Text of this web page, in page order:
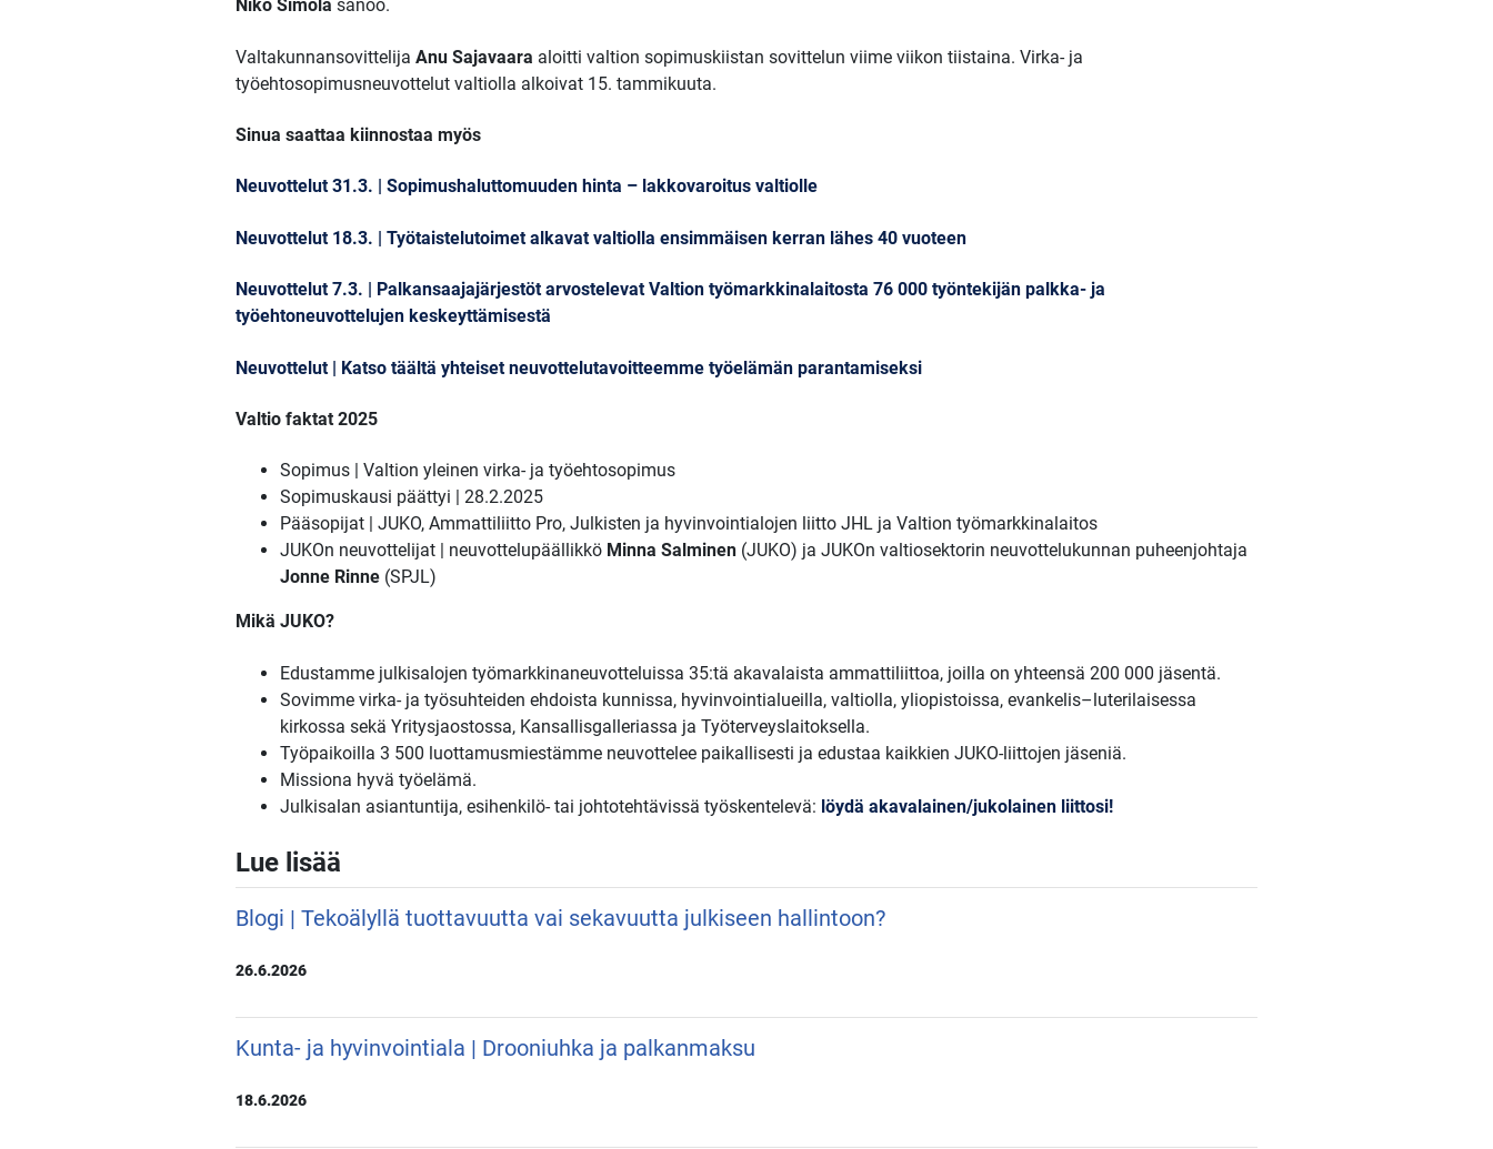
Niko Simola sanoo.
Valtakunnansovittelija Anu Sajavaara aloitti valtion sopimuskiistan sovittelun viime viikon tiistaina. Virka- ja
työehtosopimusneuvottelut valtiolla alkoivat 15. tammikuuta.
Sinua saattaa kiinnostaa myös
Neuvottelut 31.3. | Sopimushaluttomuuden hinta – lakkovaroitus valtiolle
Neuvottelut 18.3. | Työtaistelutoimet alkavat valtiolla ensimmäisen kerran lähes 40 vuoteen
Neuvottelut 7.3. | Palkansaajajärjestöt arvostelevat Valtion työmarkkinalaitosta 76 000 työntekijän palkka- ja
työehtoneuvottelujen keskeyttämisestä
Neuvottelut | Katso täältä yhteiset neuvottelutavoitteemme työelämän parantamiseksi
Valtio faktat 2025
Sopimus | Valtion yleinen virka- ja työehtosopimus
Sopimuskausi päättyi | 28.2.2025
Pääsopijat | JUKO, Ammattiliitto Pro, Julkisten ja hyvinvointialojen liitto JHL ja Valtion työmarkkinalaitos
JUKOn neuvottelijat | neuvottelupäällikkö Minna Salminen(JUKO) ja JUKOn valtiosektorin neuvottelukunnan puheenjohtaja
Jonne Rinne(SPJL)
Mikä JUKO?
Edustamme julkisalojen työmarkkinaneuvotteluissa 35:tä akavalaista ammattiliittoa, joilla on yhteensä 200 000 jäsentä.
Sovimme virka- ja työsuhteiden ehdoista kunnissa, hyvinvointialueilla, valtiolla, yliopistoissa, evankelis–luterilaisessa
kirkossa sekä Yritysjaostossa, Kansallisgalleriassa ja Työterveyslaitoksella.
Työpaikoilla 3 500 luottamusmiestämme neuvottelee paikallisesti ja edustaa kaikkien JUKO-liittojen jäseniä.
Missiona hyvä työelämä.
Julkisalan asiantuntija, esihenkilö- tai johtotehtävissä työskentelevä: löydä akavalainen/jukolainen liittosi!
Lue lisää
Blogi | Tekoälyllä tuottavuutta vai sekavuutta julkiseen hallintoon?
26.6.2026
Kunta- ja hyvinvointiala | Drooniuhka ja palkanmaksu
18.6.2026